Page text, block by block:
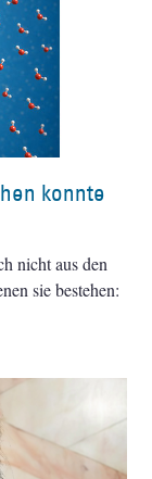
konnte
nicht aus den
sie bestehen: